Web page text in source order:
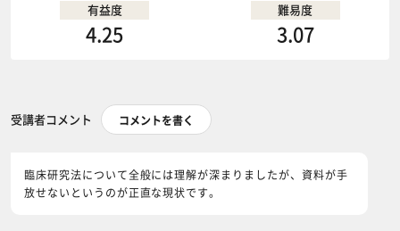
有益度
4.25
難易度
3.07
受講者コメント コメントを書く
臨床研究法について全般には理解が深まりましたが、資料が手
放せないというのが正直な現状です。